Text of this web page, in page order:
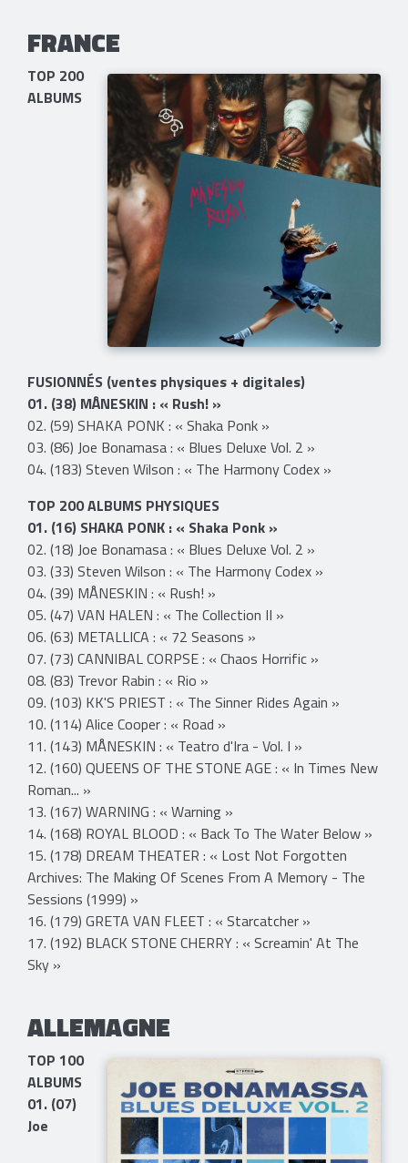
FRANCE
TOP 200
ALBUMS
FUSIONNÉS (ventes physiques + digitales)
01. (38) MÅNESKIN : « Rush! »
02. (59) SHAKA PONK : « Shaka Ponk »
03. (86) Joe Bonamasa : « Blues Deluxe Vol. 2 »
04. (183) Steven Wilson : « The Harmony Codex »
TOP 200 ALBUMS PHYSIQUES
01. (16) SHAKA PONK : « Shaka Ponk »
02. (18) Joe Bonamasa : « Blues Deluxe Vol. 2 »
03. (33) Steven Wilson : « The Harmony Codex »
04. (39) MÅNESKIN : « Rush! »
05. (47) VAN HALEN : « The Collection II »
06. (63) METALLICA : « 72 Seasons »
07. (73) CANNIBAL CORPSE : « Chaos Horrific »
08. (83) Trevor Rabin : « Rio »
09. (103) KK'S PRIEST : « The Sinner Rides Again »
10. (114) Alice Cooper : « Road »
11. (143) MÅNESKIN : « Teatro d'Ira - Vol. I »
12. (160) QUEENS OF THE STONE AGE : « In Times New
Roman... »
13. (167) WARNING : « Warning »
14. (168) ROYAL BLOOD : « Back To The Water Below »
15. (178) DREAM THEATER : « Lost Not Forgotten
Archives: The Making Of Scenes From A Memory - The
Sessions (1999) »
16. (179) GRETA VAN FLEET : « Starcatcher »
17. (192) BLACK STONE CHERRY : « Screamin' At The
Sky »
ALLEMAGNE
TOP 100
ALBUMS
01. (07)
Joe